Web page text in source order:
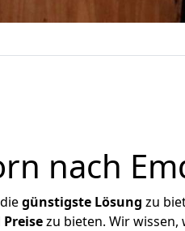
nach
günstigste Lösung zu
zu bieten. Wir wissen,